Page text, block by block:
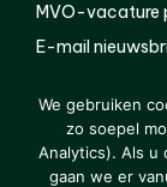
MVO-vacature
E-mail
© 2000-2026
We gebruiken
zo soepel
Analytics). Als u
gaan we er